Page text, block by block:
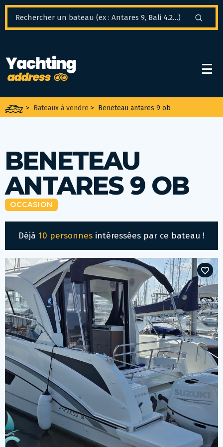
> Bateaux à vendre > Beneteau antares 9 ob
BENETEAU
ANTARES 9 OB
OCCASION
Déjà 10 personnes intéressées par ce bateau !
Panneau de gestion des cookies